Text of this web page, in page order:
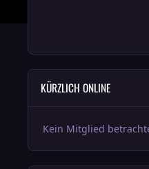
KÜRZLICH ONLINE
Kein Mitglied